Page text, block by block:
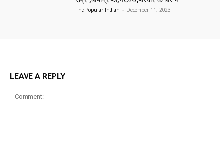
The Popular Indian - December 11, 2023
LEAVE A REPLY